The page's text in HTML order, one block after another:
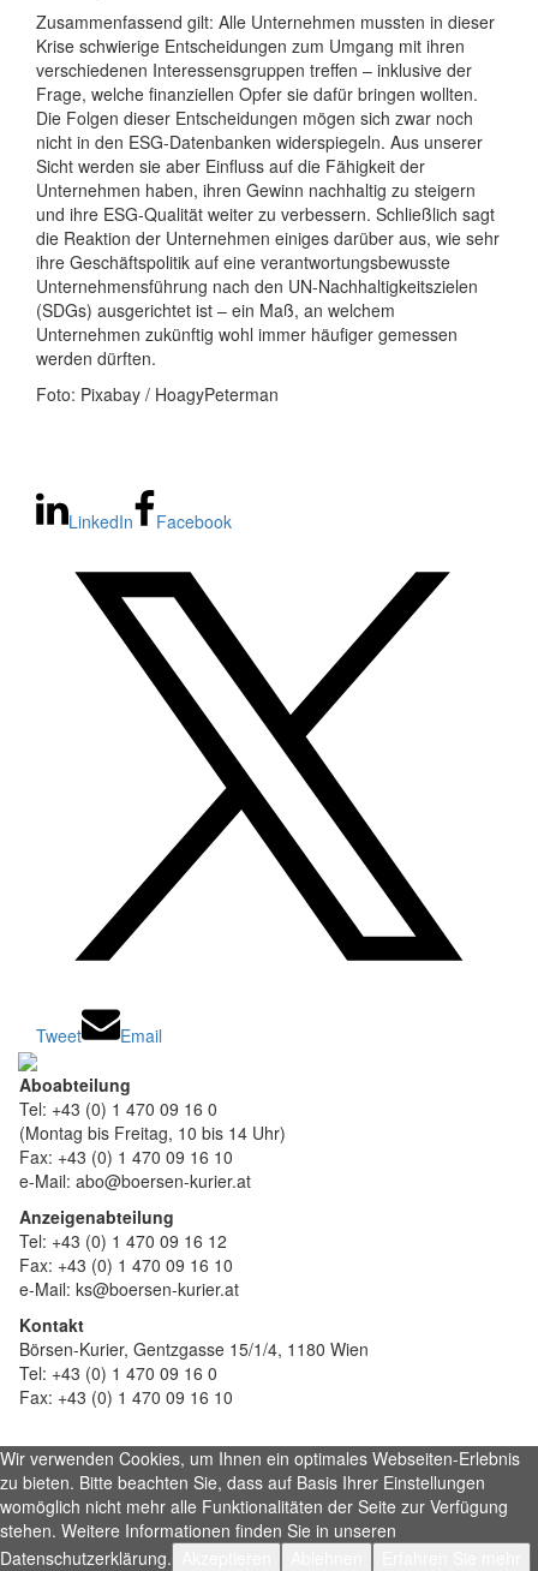
Zusammenfassend gilt: Alle Unternehmen mussten in dieser
Krise schwierige Entscheidungen zum Umgang mit ihren
verschiedenen Interessensgruppen treffen – inklusive der
Frage, welche finanziellen Opfer sie dafür bringen wollten.
Die Folgen dieser Entscheidungen mögen sich zwar noch
nicht in den ESG-Datenbanken widerspiegeln. Aus unserer
Sicht werden sie aber Einfluss auf die Fähigkeit der
Unternehmen haben, ihren Gewinn nachhaltig zu steigern
und ihre ESG-Qualität weiter zu verbessern. Schließlich sagt
die Reaktion der Unternehmen einiges darüber aus, wie sehr
ihre Geschäftspolitik auf eine verantwortungsbewusste
Unternehmensführung nach den UN-Nachhaltigkeitszielen
(SDGs) ausgerichtet ist – ein Maß, an welchem
Unternehmen zukünftig wohl immer häufiger gemessen
werden dürften.
Foto: Pixabay / HoagyPeterman
LinkedIn Facebook
Tweet Email
Aboabteilung
Tel: +43 (0) 1 470 09 16 0
(Montag bis Freitag, 10 bis 14 Uhr)
Fax: +43 (0) 1 470 09 16 10
e-Mail: abo@boersen-kurier.at
Anzeigenabteilung
Tel: +43 (0) 1 470 09 16 12
Fax: +43 (0) 1 470 09 16 10
e-Mail: ks@boersen-kurier.at
Kontakt
Börsen-Kurier, Gentzgasse 15/1/4, 1180 Wien
Tel: +43 (0) 1 470 09 16 0
Fax: +43 (0) 1 470 09 16 10
Wir verwenden Cookies, um Ihnen ein optimales Webseiten-Erlebnis
zu bieten. Bitte beachten Sie, dass auf Basis Ihrer Einstellungen
womöglich nicht mehr alle Funktionalitäten der Seite zur Verfügung
stehen. Weitere Informationen finden Sie in unseren
Datenschutzerklärung.